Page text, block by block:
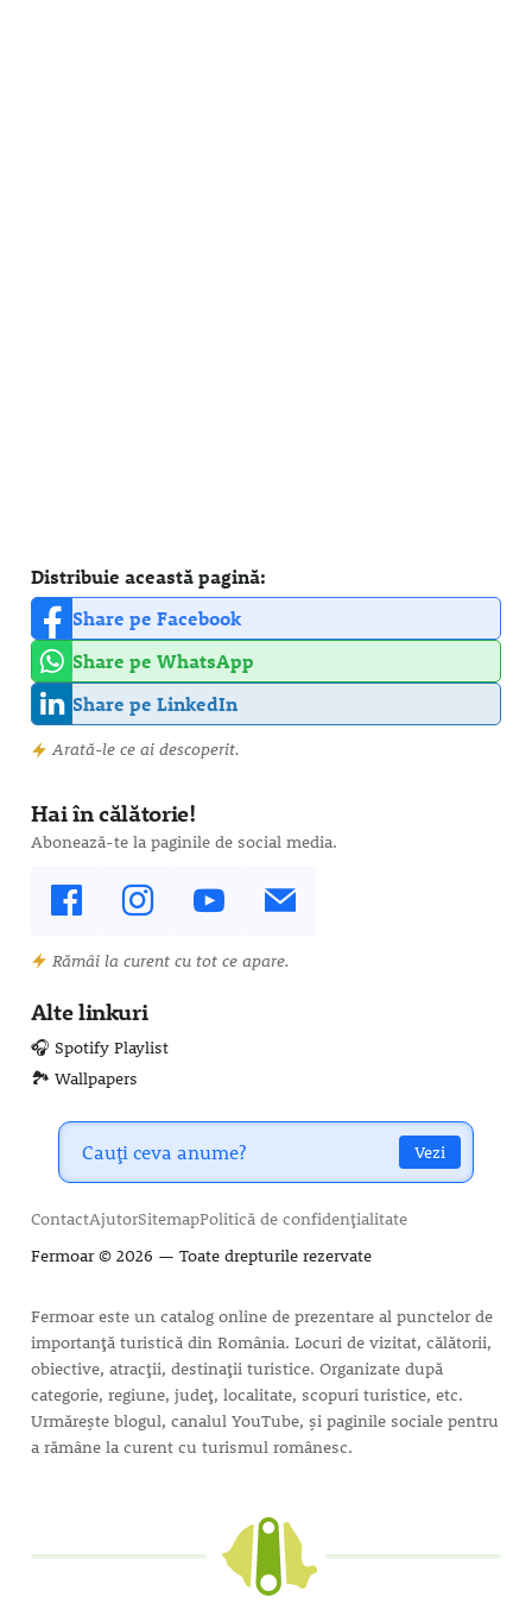
Distribuie această pagină:
Share pe Facebook
Share pe WhatsApp
Share pe LinkedIn
Arată-le ce ai descoperit.
Hai în călătorie!
Abonează-te la paginile de social media.
Rămâi la curent cu tot ce apare.
Alte linkuri
🎧 Spotify Playlist
🏞️ Wallpapers
Vezi
ContactAjutorSitemapPolitică de confidențialitate
Fermoar© 2026 — Toate drepturile rezervate
Fermoar este un catalog online de prezentare al punctelor de
importanță turistică din România. Locuri de vizitat, călătorii,
obiective, atracții, destinații turistice. Organizate după
categorie, regiune, județ, localitate, scopuri turistice, etc.
Urmărește blogul, canalul YouTube, și paginile sociale pentru
a rămâne la curent cu turismul românesc.